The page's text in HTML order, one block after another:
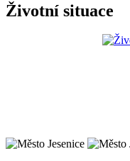
Životní situace